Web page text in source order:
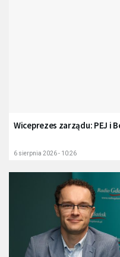
Wiceprezes zarządu: PEJ i
6 sierpnia 2026 - 10:26